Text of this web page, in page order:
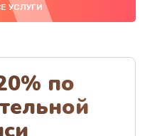
воды
кофемашины
УСЛУГИ
по